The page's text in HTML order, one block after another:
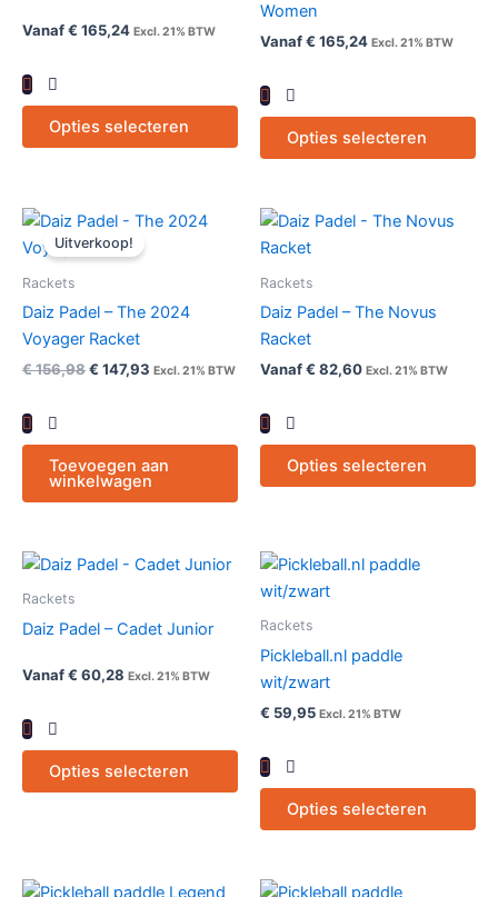
Vanaf€ 165,24 Excl. 21% BTW
Opties selecteren
optie
gekozen
worden
productpagina
Women
Vanaf€ 165,24 Excl. 21% BTW
Opties selecteren
op
Uitverkoop!
Rackets
Daiz Padel – The 2024
Voyager Racket
€156,98
Oorspronkelijke
prijs
was:
€ 147,93
Huidige
Excl. 21% BTW
Toevoegen aan
winkelwagen
Rackets
Daiz Padel – The Novus
Racket
Vanaf€ 82,60 Excl. 21% BTW
Opties selecteren
op
Rackets
Daiz Padel – Cadet Junior
Vanaf€ 60,28 Excl. 21% BTW
Opties selecteren
product
heeft
optie
kan
gekozen
worden
productpagina
Rackets
Pickleball.nl paddle
wit/zwart
€ 59,95 Excl. 21% BTW
Opties selecteren
op